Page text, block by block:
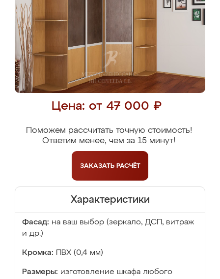
Цена: от 47 000 ₽
Поможем рассчитать точную стоимость!
Ответим менее, чем за 15 минут!
ЗАКАЗАТЬ РАСЧЁТ
Характеристики
Фасад: на ваш выбор (зеркало, ДСП, витраж
и др.)
Кромка: ПВХ (0,4 мм)
Размеры: изготовление шкафа любого